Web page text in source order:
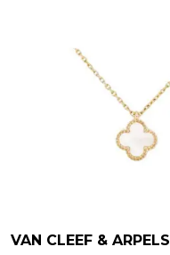
VAN CLEEF & ARPELS